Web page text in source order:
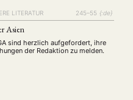
LITERATUR 245–55 {:de}
Asien
sind herzlich aufgefordert, ihre
der Redaktion zu melden.